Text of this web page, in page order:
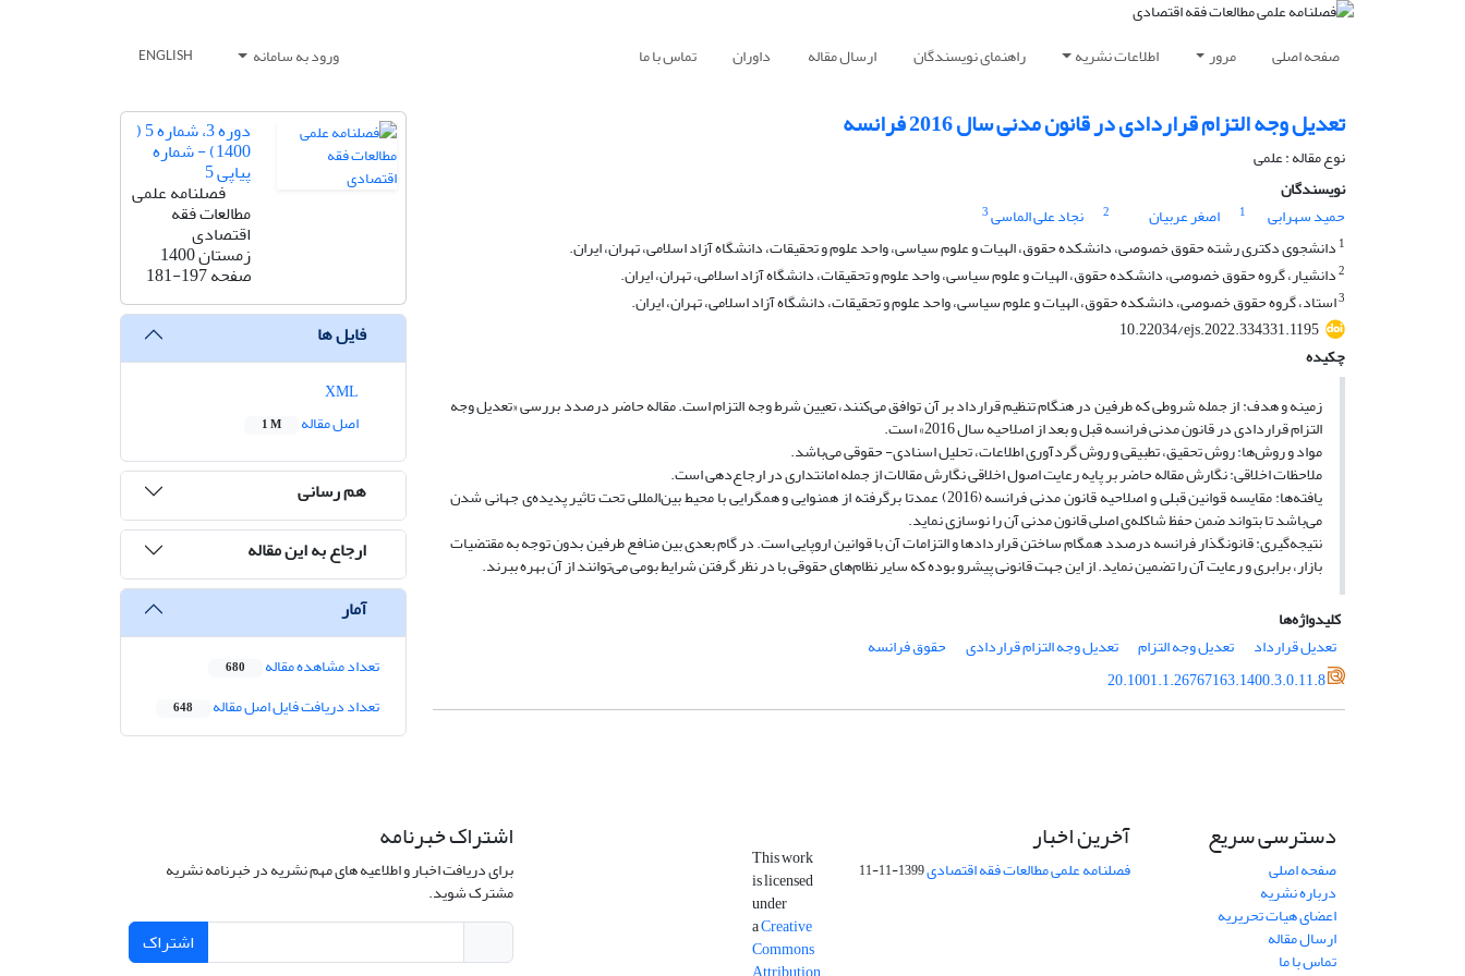
صفحه اصلی مرور اطلاعات نشریه راهنمای نویسندگان ارسال مقاله داوران تماس با ما ورود به سامانه ENGLISH
تعدیل وجه التزام قراردادی در قانون مدنی سال 2016 فرانسه
نوع مقاله : علمی
نویسندگان
حمید سهرابی
1 اصغر عربیان 2 نجاد علی الماسی3
1 دانشجوی دکتری رشته‌ حقوق خصوصی، دانشکده حقوق، الهیات و علوم سیاسی، واحد علوم و تحقیقات، دانشگاه آزاد اسلامی، تهران، ایران.
2دانشیار، گروه حقوق خصوصی، دانشکده حقوق، الهیات و علوم سیاسی، واحد علوم و تحقیقات، دانشگاه آزاد اسلامی، تهران، ایران.
3استاد، گروه حقوق خصوصی، دانشکده حقوق، الهیات و علوم سیاسی، واحد علوم و تحقیقات، دانشگاه آزاد اسلامی، تهران، ایران.
10.22034/ejs.2022.334331.1195
چکیده
زمینه و هدف: از جمله شروطی که طرفین در هنگام تنظیم قرارداد بر آن توافق می‌کنند، تعیین شرط وجه التزام است. مقاله حاضر درصدد بررسی «تعدیل وجه
التزام قراردادی در قانون مدنی فرانسه قبل و بعد از اصلاحیه سال 2016» است.
مواد و روش‌ها: روش تحقیق، تطبیقی و روش گردآوری اطلاعات، تحلیل اسنادی- حقوقی می‌باشد.
ملاحظات اخلاقی: نگارش مقاله حاضر بر پایه رعایت اصول اخلاقی نگارش مقالات از جمله امانتداری در ارجاع‌دهی است.
یافته‌ها: مقایسه قوانین قبلی و اصلاحیه قانون مدنی فرانسه (2016) عمدتا برگرفته از همنوایی و همگرایی با محیط بین‌المللی تحت تاثیر پدیده‌ی جهانی شدن
می‌باشد تا بتواند ضمن حفظ شاکله‌ی اصلی قانون مدنی آن را نوسازی نماید.
نتیجه‌گیری: قانونگذار فرانسه درصدد همگام ساختن قراردادها و التزامات آن‌ با قوانین اروپایی است. در گام بعدی بین منافع طرفین بدون توجه به مقتضیات
بازار، برابری و رعایت آن را تضمین نماید. از این جهت قانونی پیشرو بوده که سایر نظام‌های حقوقی با در نظر گرفتن شرایط بومی می‌توانند از آن بهره ببرند.
کلیدواژه‌ها
تعدیل قرارداد
تعدیل وجه التزام تعدیل وجه التزام قراردادی
حقوق فرانسه
20.1001.1.26767163.1400.3.0.11.8
دوره 3، شماره 5 (
1400) - شماره
پیاپی 5
فصلنامه علمی
مطالعات فقه
اقتصادی
زمستان 1400
صفحه181-197
فایل ها
اصل مقاله
1 M
هم رسانی
ارجاع به این مقاله
آمار
تعداد مشاهده مقاله 680
تعداد دریافت فایل اصل مقاله 648
دسترسی سریع
صفحه اصلی
درباره نشریه
اعضای هیات تحریریه
ارسال مقاله
تماس با ما
آخرین اخبار
فصلنامه علمی مطالعات فقه اقتصادی1399-11-11
This work
is licensed
under
aCreative
Commons
اشتراک خبرنامه
برای دریافت اخبار و اطلاعیه های مهم نشریه در خبرنامه نشریه
مشترک شوید.
اشتراک